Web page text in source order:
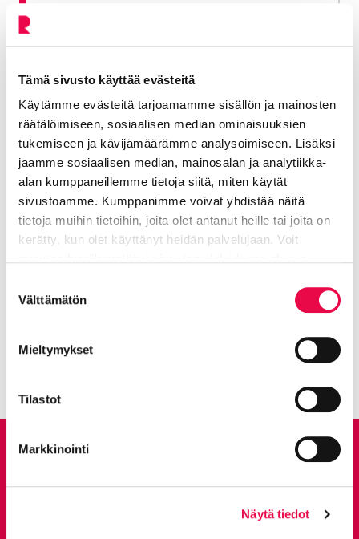
Tämä sivusto käyttää evästeitä
Käytämme evästeitä tarjoamamme sisällön ja mainosten
räätälöimiseen, sosiaalisen median ominaisuuksien
tukemiseen ja kävijämäärämme analysoimiseen. Lisäksi
jaamme sosiaalisen median, mainosalan ja analytiikka-
alan kumppaneillemme tietoja siitä, miten käytät
sivustoamme. Kumppanimme voivat yhdistää näitä
tietoja muihin tietoihin, joita olet antanut heille tai joita on
kerätty, kun olet käyttänyt heidän palvelujaan. Voit
valinta
Välttämätön
Mieltymykset
Tilastot
Markkinointi
Näytä tiedot
Hallinto ja konserni -toimiala
Mia.Miettinen@riihimaki.fi
Jaa: Jaa Facebookissa
Jaa LinkedInissä
Jaa X:ssäJaa WhasAppissa
Kategorioiden arkisto: Tiedotteet
Avainsanat:
Viestintä ja
Kaikki artikkelit:
Anna palautetta
Palautepalvelu
Siirtyy ulkoiselle